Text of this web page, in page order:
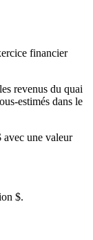
financier
revenus du quai
estimés dans le
avec une valeur
$.